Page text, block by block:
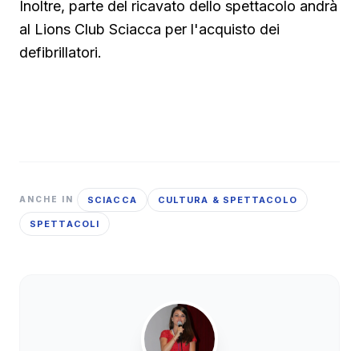
Inoltre, parte del ricavato dello spettacolo andrà
al Lions Club Sciacca per l'acquisto dei
defibrillatori.
ANCHE IN SCIACCA CULTURA & SPETTACOLO
SPETTACOLI